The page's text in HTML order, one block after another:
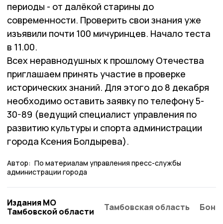
периоды - от далёкой старины до
современности. Проверить свои знания уже
изъявили почти 100 мичуринцев. Начало теста
в 11.00.
Всех неравнодушных к прошлому Отечества
приглашаем принять участие в проверке
исторических знаний. Для этого до 8 декабря
необходимо оставить заявку по телефону 5-
30-89 (ведущий специалист управления по
развитию культуры и спорта администрации
города Ксения Болдырева).
Автор: По материалам управления пресс-службы
администрации города
Издания МО
Тамбовской области
Тамбовская область